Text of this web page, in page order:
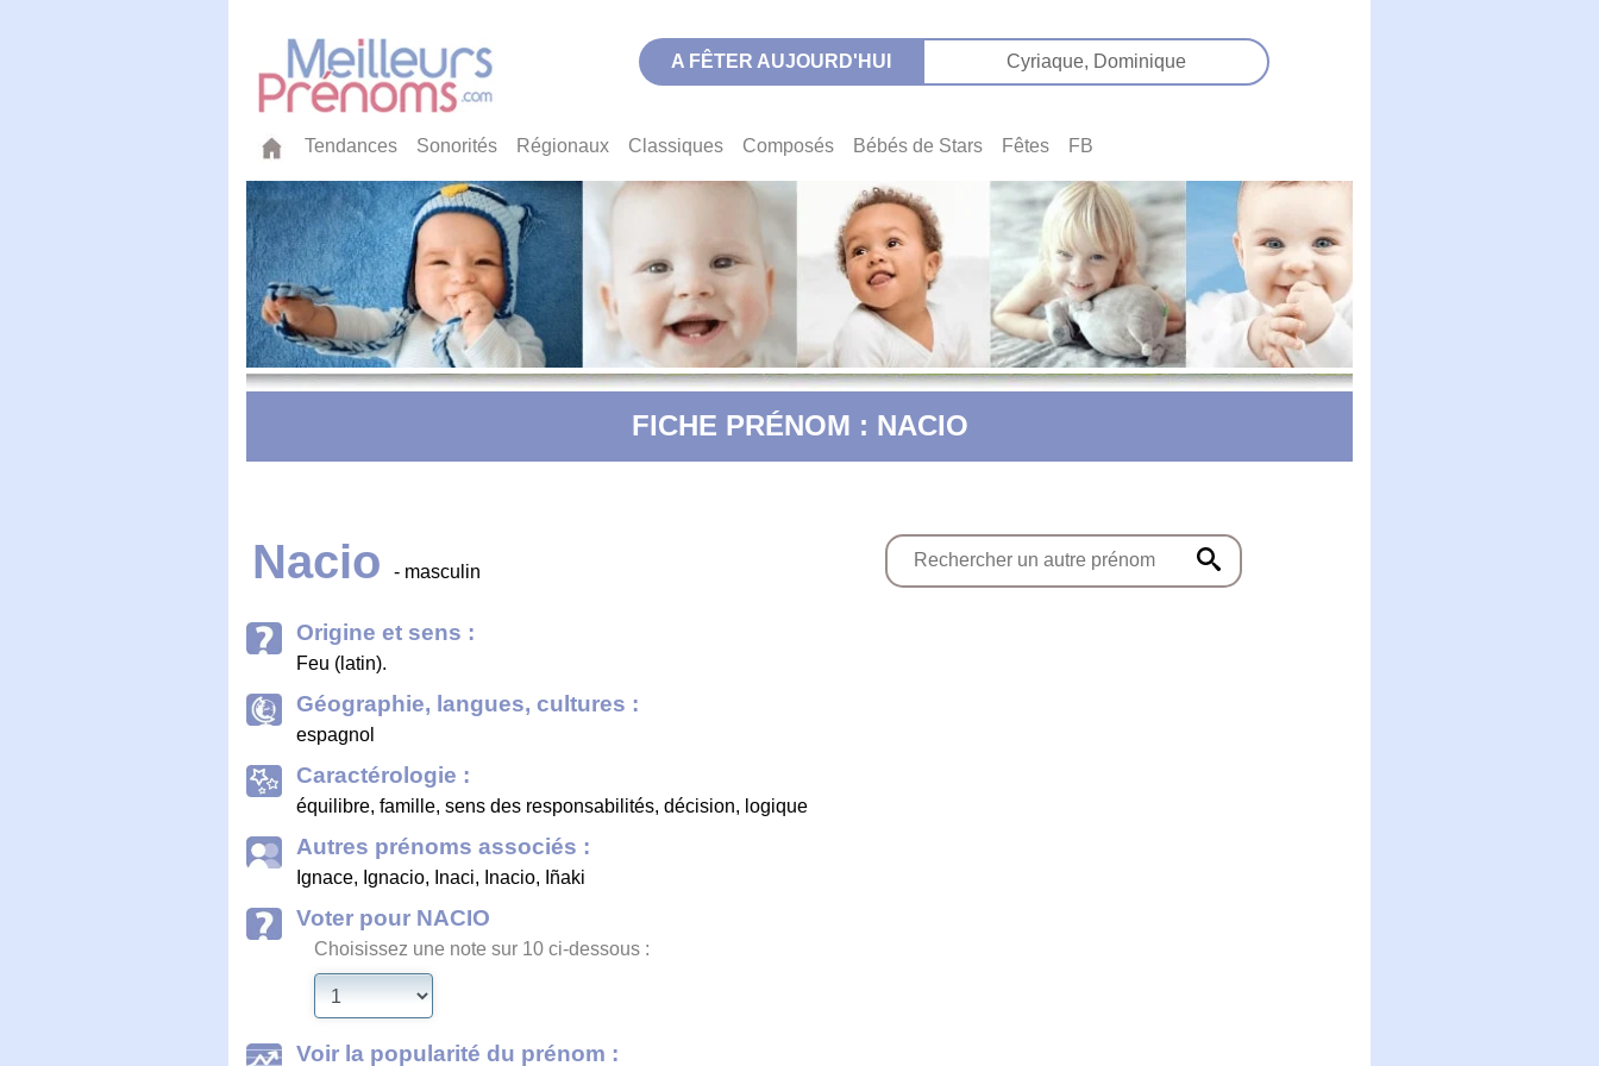
A FÊTER AUJOURD'HUI Cyriaque, Dominique
Tendances Sonorités Régionaux Classiques Composés Bébés de Stars Fêtes FB
FICHE PRÉNOM : NACIO
Nacio - masculin
Origine et sens :
Feu (latin).
Géographie, langues, cultures :
espagnol
Caractérologie :
équilibre, famille, sens des responsabilités, décision, logique
Autres prénoms associés :
Ignace, Ignacio, Inaci, Inacio, Iñaki
Voter pour NACIO
Choisissez une note sur 10 ci-dessous :
Voir la popularité du prénom :